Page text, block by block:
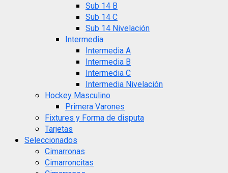
Sub 14 B
Sub 14 C
Sub 14 Nivelación
Intermedia
Intermedia A
Intermedia B
Intermedia C
Intermedia Nivelación
Hockey Masculino
Primera Varones
Fixtures y Forma de disputa
Tarjetas
Seleccionados
Cimarronas
Cimarroncitas